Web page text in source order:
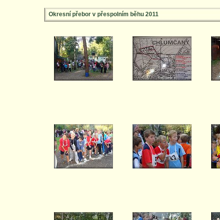
Okresní přebor v přespolním běhu 2011